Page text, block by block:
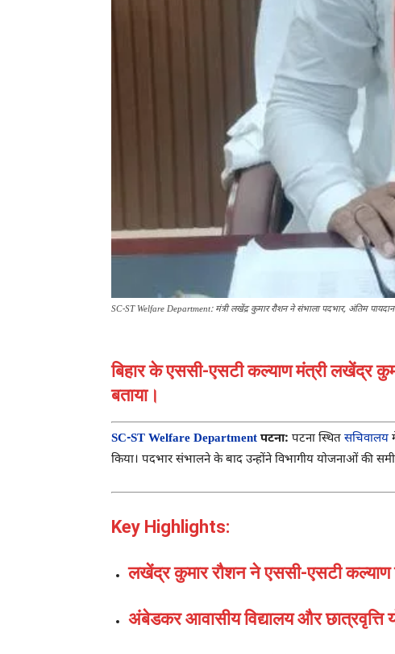
SC-ST Welfare Department: मंत्री लखेंद्र कुमार रौशन ने संभाला पदभार, अंतिम
बिहार के एससी-एसटी कल्याण मंत्री लखेंद्र
बताया।
SC-ST Welfare Department पटना: पटना स्थित सचिवालय
किया। पदभार संभालने के बाद उन्होंने विभागीय योजनाओं की
Key Highlights:
लखेंद्र कुमार रौशन ने एससी-एसटी कल्याण
अंबेडकर आवासीय विद्यालय और छात्रवृत्ति